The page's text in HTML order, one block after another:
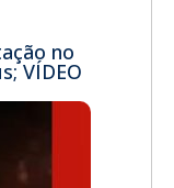
no
VÍDEO